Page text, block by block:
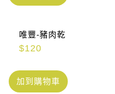
唯豐-豬肉乾
$120
加到購物車